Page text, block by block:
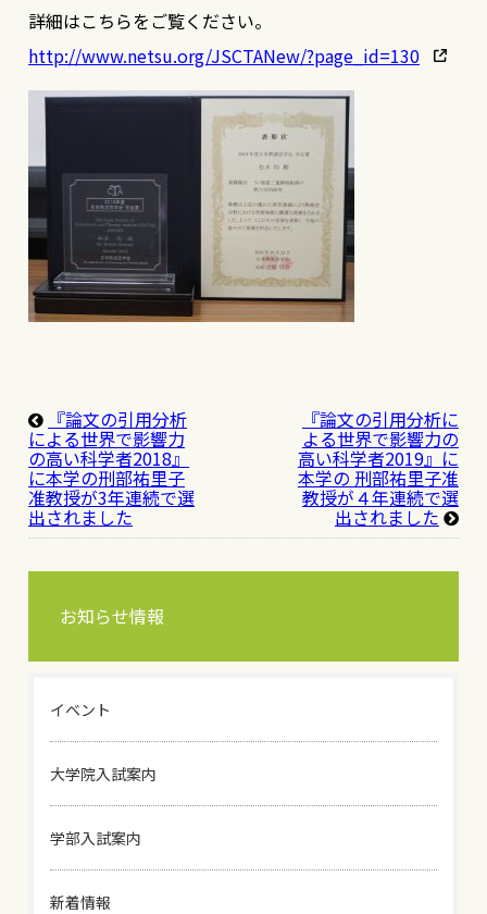
詳細はこちらをご覧ください。
http://www.netsu.org/JSCTANew/?page_id=130
『論文の引用分析
による世界で影響力
の高い科学者2018』
に本学の刑部祐里子
准教授が3年連続で選
出されました
『論文の引用分析に
よる世界で影響力の
高い科学者2019』に
本学の 刑部祐里子准
教授が４年連続で選
出されました
お知らせ情報
イベント
大学院入試案内
学部入試案内
新着情報